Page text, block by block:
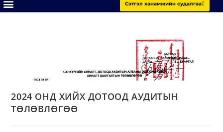
Сэтгэл ханамжийн судалгаа
2024 ОНД ХИЙХ ДОТООД АУДИТЫН
ТӨЛӨВЛӨГӨӨ